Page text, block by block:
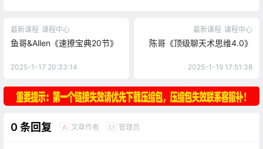
最新课程 课程中心
鱼哥&Allen《速撩宝典20节》
2025-1-17 20:33:14
最新课程 课程中心
陈哥《顶级聊天术思维4.0》
2025-1-19 17:51:38
0 条回复 A 文章作者 M 管理员